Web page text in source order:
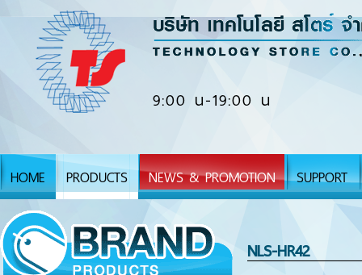
9:00 น-19:00 น
HOME PRODUCTS NEWS & PROMOTION SUPPORT
NLS-HR42